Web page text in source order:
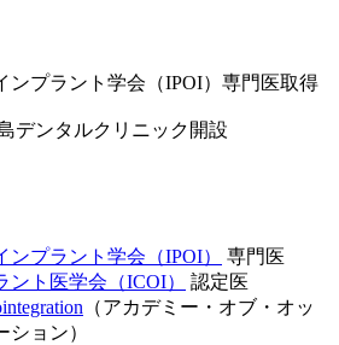
ンプラント学会（IPOI）専門医取得
デンタルクリニック開設
プラント学会（IPOI）
専門医
ント医学会（ICOI）
認定医
（アカデミー・オブ・オッ
ョン）